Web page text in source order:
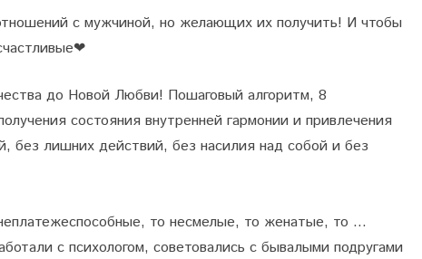
и
е
.
5
п
о
с
с мужчиной, но желающих их получить! И чтобы
❤
до Новой Любви! Пошаговый алгоритм, 8
состояния внутренней гармонии и привлечения
без лишних действий, без насилия над собой и без
то несмелые, то женатые, то …
с психологом, советовались с бывалыми подругами